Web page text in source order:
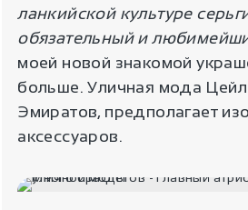
ланкийской культуре
обязательный и
моей новой знакомой
больше. Уличная мода
Эмиратов, предполагает
аксессуаров.